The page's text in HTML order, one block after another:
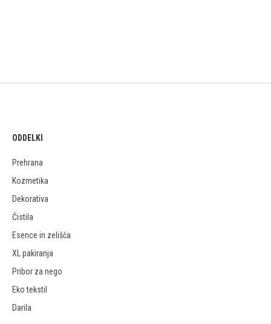
ODDELKI
Prehrana
Kozmetika
Dekorativa
Čistila
Esence in zelišča
XL pakiranja
Pribor za nego
Eko tekstil
Darila